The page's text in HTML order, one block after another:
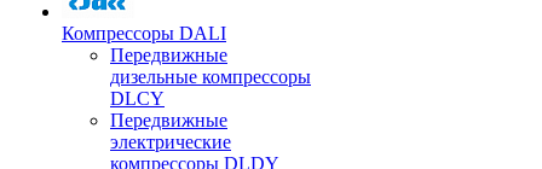
Компрессоры DALI
Передвижные
дизельные компрессоры
DLCY
Передвижные
электрические
компрессоры DLDY